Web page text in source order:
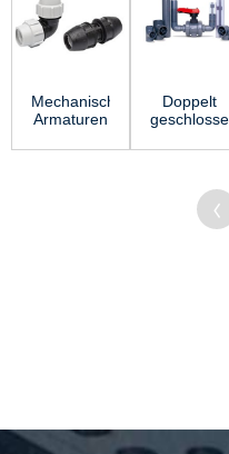
Mechanische
Armaturen
Doppelt